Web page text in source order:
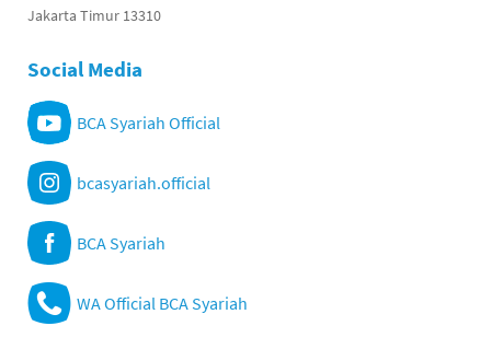
Jakarta Timur 13310
Social Media
BCA Syariah Official
bcasyariah.official
BCA Syariah
WA Official BCA Syariah